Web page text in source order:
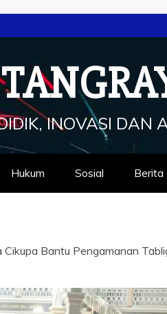
INOVASI DAN
Hukum Sosial Berita
Bantu Pengamanan